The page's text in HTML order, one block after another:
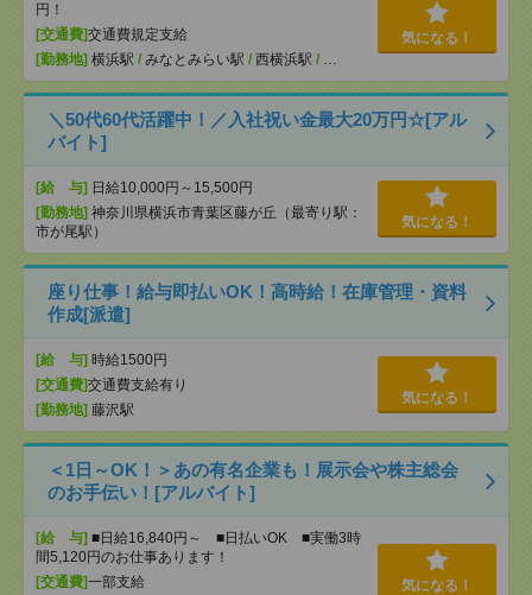
円！
[交通費]交通費規定支給
[勤務地] 横浜駅 / みなとみらい駅 / 西横浜駅 / …
気になる！
＼50代60代活躍中！／入社祝い金最大20万円☆[アル
バイト]
[給 与] 日給10,000円～15,500円
[勤務地] 神奈川県横浜市青葉区藤が丘（最寄り駅：
市が尾駅）
気になる！
座り仕事！給与即払いOK！高時給！在庫管理・資料
作成[派遣]
[給 与] 時給1500円
[交通費]交通費支給有り
[勤務地] 藤沢駅
気になる！
＜1日～OK！＞あの有名企業も！展示会や株主総会
のお手伝い！[アルバイト]
[給 与] ■日給16,840円～ ■日払いOK ■実働3時
間5,120円のお仕事あります！
[交通費]一部支給
気になる！